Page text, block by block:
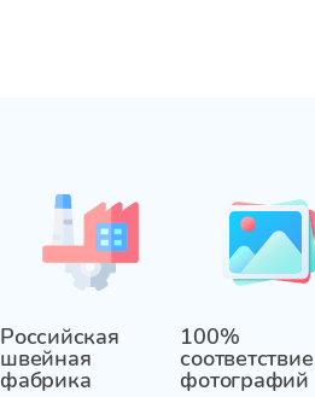
Российская
швейная
фабрика
100%
соответствие
фотографий